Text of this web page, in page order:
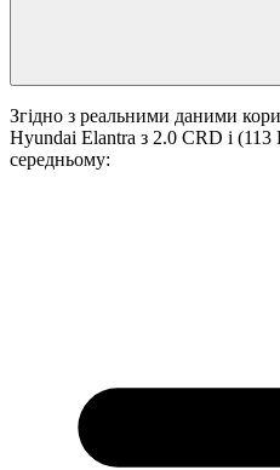
Згідно з реальними даними
Hyundai Elantra з 2.0 CRD i (113
середньому: